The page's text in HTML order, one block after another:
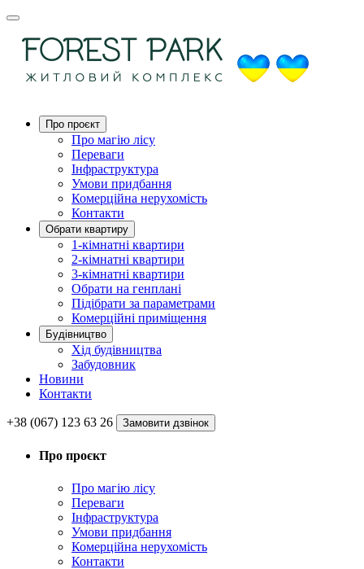
Про проєкт
Про магію ліcу
Переваги
Інфраструктура
Умови придбання
Комерційна нерухомість
Контакти
Обрати квартиру
1-кімнатні квартири
2-кімнатні квартири
3-кімнатні квартири
Обрати на генплані
Підібрати за параметрами
Комерційні приміщення
Будівництво
Хід будівництва
Забудовник
Новини
Контакти
+38 (067) 123 63 26 Замовити дзвінок
Про проєкт
Про магію ліcу
Переваги
Інфраструктура
Умови придбання
Комерційна нерухомість
Контакти